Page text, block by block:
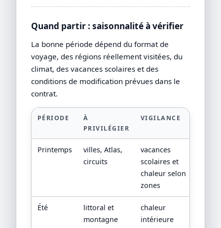
Quand partir : saisonnalité à vérifier
La bonne période dépend du format de
voyage, des régions réellement visitées, du
climat, des vacances scolaires et des
conditions de modification prévues dans le
contrat.
PÉRIODE
À
PRIVILÉGIER
VIGILANCE
Printemps
villes, Atlas,
circuits
vacances
scolaires et
chaleur selon
zones
Été
littoral et
montagne
chaleur
intérieure